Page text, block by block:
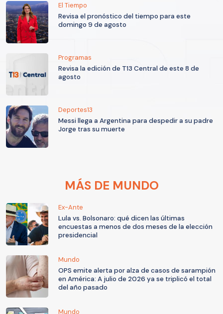
El Tiempo
Revisa el pronóstico del tiempo para este
domingo 9 de agosto
Programas
Revisa la edición de T13 Central de este 8 de
agosto
Deportes13
Messi llega a Argentina para despedir a su padre
Jorge tras su muerte
MÁS DE MUNDO
Ex-Ante
Lula vs. Bolsonaro: qué dicen las últimas
encuestas a menos de dos meses de la elección
presidencial
Mundo
OPS emite alerta por alza de casos de sarampión
en América: A julio de 2026 ya se triplicó el total
del año pasado
Mundo